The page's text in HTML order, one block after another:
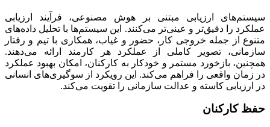
سیستم‌های ارزیابی مبتنی بر هوش مصنوعی، فرآیند ارزیابی
عملکرد را دقیق‌تر و عینی‌تر می‌کنند. این سیستم‌ها با تحلیل داده‌های
متنوع از جمله خروجی کار، حضور و غیاب، همکاری با تیم و رفتار
سازمانی، تصویر کاملی از عملکرد هر کارمند ارائه می‌دهند.
همچنین، بازخورد مستمر و خودکار به کارکنان، امکان بهبود عملکرد
در زمان واقعی را فراهم می‌کند. این رویکرد از سوگیری‌های انسانی
در ارزیابی کاسته و عدالت سازمانی را تقویت می‌کند.
حفظ کارکنان